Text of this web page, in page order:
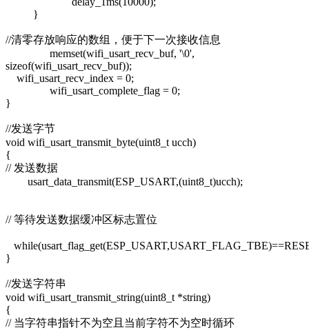
}
//清零存放响应的数组，便于下一次接收信息
memset(wifi_usart_recv_buf, '\0',
sizeof(wifi_usart_recv_buf));
wifi_usart_recv_index = 0;
wifi_usart_complete_flag = 0;
}
//发送字节
void wifi_usart_transmit_byte(uint8_t ucch)
{
// 发送数据
usart_data_transmit(ESP_USART,(uint8_t)ucch);
// 等待发送数据缓冲区标志置位
}
//发送字符串
void wifi_usart_transmit_string(uint8_t *string)
{
// 当字符串指针不为空且当前字符不为空时循环